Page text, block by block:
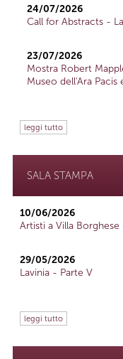
24/07/2026
Call for Abstracts -
23/07/2026
Mostra Robert
Museo dell'Ara
leggi tutto
SALA STAMPA
10/06/2026
Artisti a Villa Borghese
29/05/2026
Lavinia - Parte V
leggi tutto